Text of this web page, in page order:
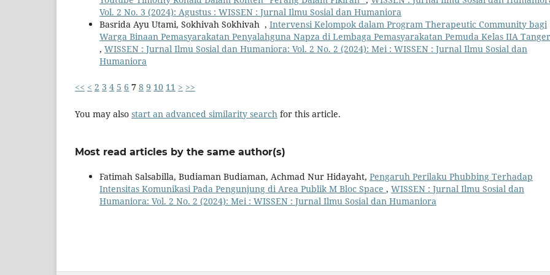
Vol. 2 No. 3 (2024): Agustus : WISSEN : Jurnal Ilmu Sosial dan Humaniora
Basrida Ayu Utami, Sokhivah Sokhivah , Intervensi Kelompok dalam Program Therapeutic Community bagi
Warga Binaan Pemasyarakatan Penyalahguna Napza di Lembaga Pemasyarakatan Pemuda Kelas IIA
, WISSEN : Jurnal Ilmu Sosial dan Humaniora: Vol. 2 No. 2 (2024): Mei : WISSEN : Jurnal Ilmu Sosial dan
Humaniora
<< < 2 3 4 5 6 7 8 9 10 11 > >>
You may also start an advanced similarity search for this article.
Most read articles by the same author(s)
Fatimah Salsabilla, Budiaman Budiaman, Achmad Nur Hidayaht, Pengaruh Perilaku Phubbing Terhadap
Intensitas Komunikasi Pada Pengunjung di Area Publik M Bloc Space , WISSEN : Jurnal Ilmu Sosial dan
Humaniora: Vol. 2 No. 2 (2024): Mei : WISSEN : Jurnal Ilmu Sosial dan Humaniora